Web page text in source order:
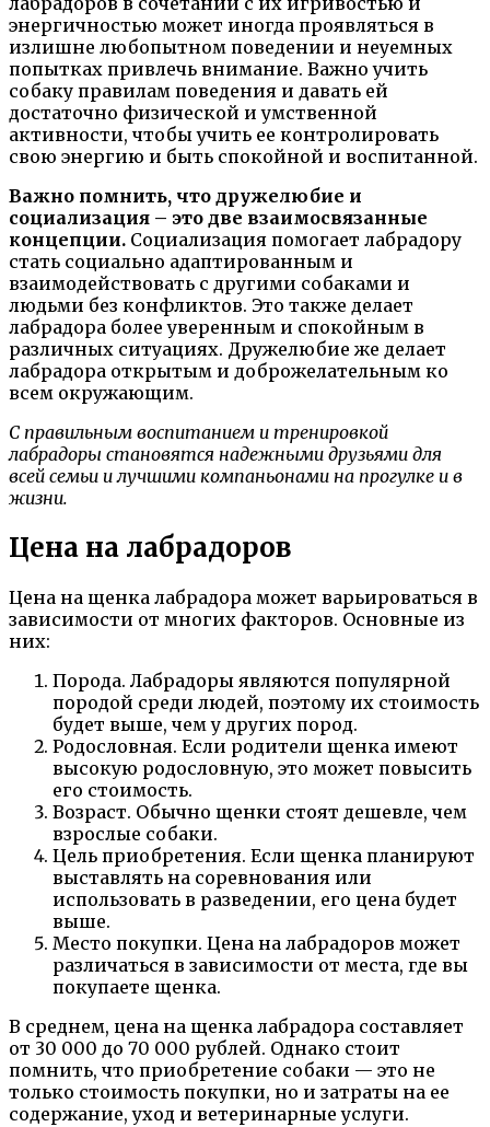
энергичностью может иногда проявляться в
излишне любопытном поведении и неуемных
попытках привлечь внимание. Важно учить
собаку правилам поведения и давать ей
достаточно физической и умственной
активности, чтобы учить ее контролировать
свою энергию и быть спокойной и воспитанной.
Важно помнить, что дружелюбие и
социализация – это две взаимосвязанные
концепции. Социализация помогает лабрадору
стать социально адаптированным и
взаимодействовать с другими собаками и
людьми без конфликтов. Это также делает
лабрадора более уверенным и спокойным в
различных ситуациях. Дружелюбие же делает
лабрадора открытым и доброжелательным ко
всем окружающим.
С правильным воспитанием и тренировкой
лабрадоры становятся надежными друзьями для
всей семьи и лучшими компаньонами на прогулке и в
жизни.
Цена на лабрадоров
Цена на щенка лабрадора может варьироваться в
зависимости от многих факторов. Основные из
них:
Порода. Лабрадоры являются популярной
породой среди людей, поэтому их стоимость
будет выше, чем у других пород.
Родословная. Если родители щенка имеют
высокую родословную, это может повысить
его стоимость.
Возраст. Обычно щенки стоят дешевле, чем
взрослые собаки.
Цель приобретения. Если щенка планируют
выставлять на соревнования или
использовать в разведении, его цена будет
выше.
Место покупки. Цена на лабрадоров может
различаться в зависимости от места, где вы
покупаете щенка.
В среднем, цена на щенка лабрадора составляет
от 30 000 до 70 000 рублей. Однако стоит
помнить, что приобретение собаки — это не
только стоимость покупки, но и затраты на ее
содержание, уход и ветеринарные услуги.